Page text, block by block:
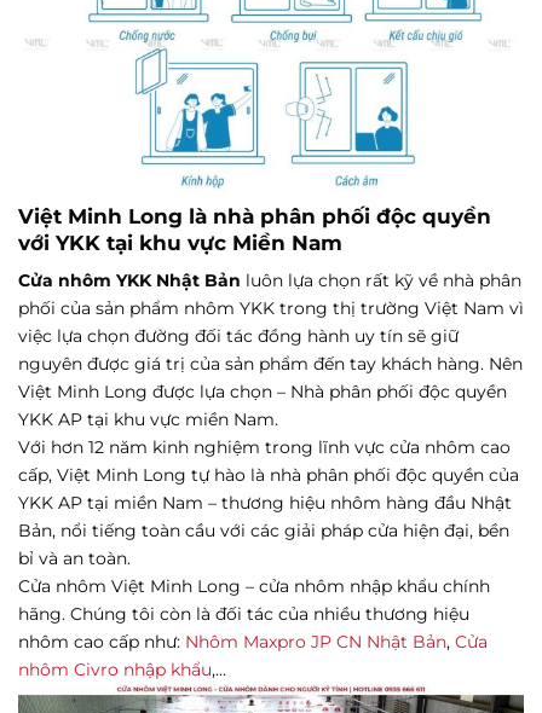
Việt Minh Long là nhà phân phối độc quyền
với YKK tại khu vực Miền Nam
Cửa nhôm YKK Nhật Bản luôn lựa chọn rất kỹ về nhà phân
phối của sản phẩm nhôm YKK trong thị trường Việt Nam vì
việc lựa chọn đường đối tác đồng hành uy tín sẽ giữ
nguyên được giá trị của sản phẩm đến tay khách hàng. Nên
Việt Minh Long được lựa chọn – Nhà phân phối độc quyền
YKK AP tại khu vực miền Nam.
Với hơn 12 năm kinh nghiệm trong lĩnh vực cửa nhôm cao
cấp, Việt Minh Long tự hào là nhà phân phối độc quyền của
YKK AP tại miền Nam – thương hiệu nhôm hàng đầu Nhật
Bản, nổi tiếng toàn cầu với các giải pháp cửa hiện đại, bền
bỉ và an toàn.
Cửa nhôm Việt Minh Long – cửa nhôm nhập khẩu chính
hãng. Chúng tôi còn là đối tác của nhiều thương hiệu
nhôm cao cấp như: Nhôm Maxpro JP CN Nhật Bản, Cửa
nhôm Civro nhập khẩu,…